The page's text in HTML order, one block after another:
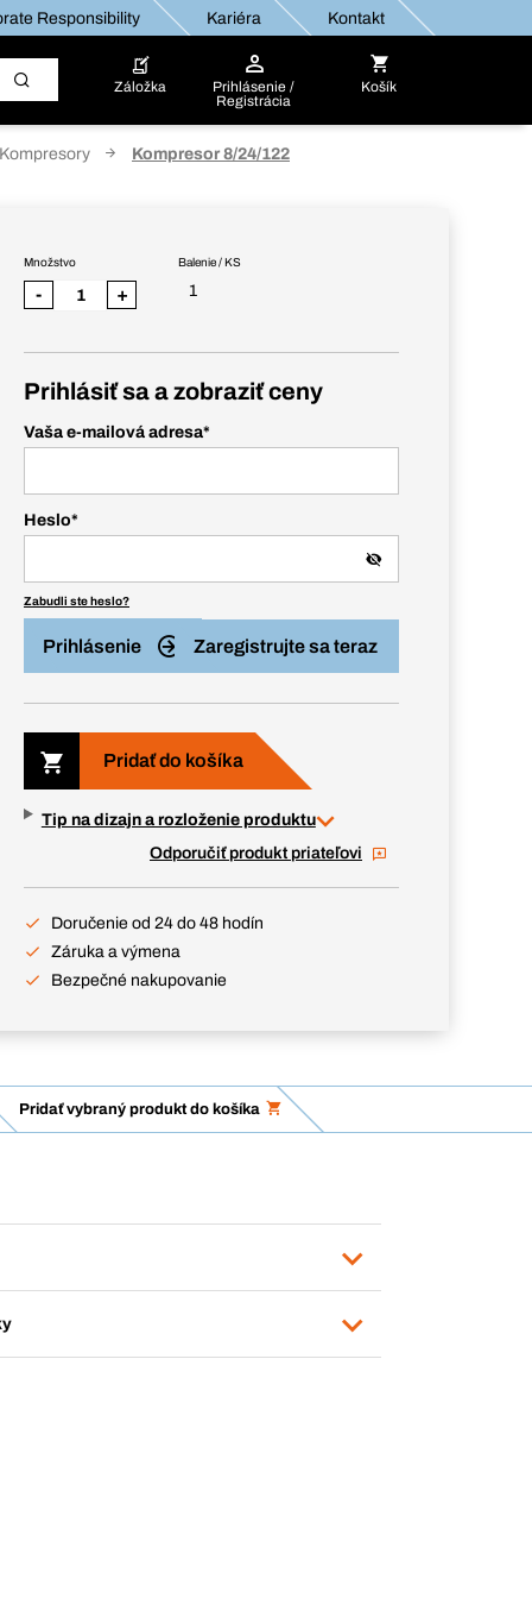
Responsibility Kariéra Kontakt
Záložka
Prihlásenie /
Registrácia
Košík
Kompresory Kompresor 8/24/122
Balenie / KS
1
Množstvo
- +
Prihlásiť sa a zobraziť ceny
Vaša e-mailová adresa*
Heslo*
Zabudli ste heslo?
Prihlásenie Zaregistrujte sa teraz
Pridať do košíka
Tip na dizajn a rozloženie produktu
Odporučiť produkt priateľovi
Doručenie od 24 do 48 hodín
Záruka a výmena
Bezpečné nakupovanie
Pridať vybraný produkt do košíka